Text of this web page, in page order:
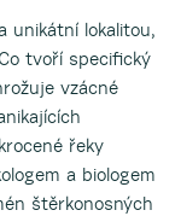
▼
unikátní lokalitou,
tvoří specifický
vzácné
řeky
a biologem
štěrkonosných